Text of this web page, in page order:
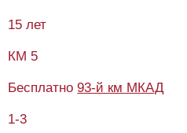
15 лет
КМ 5
Бесплатно93-й км МКАД
1-3